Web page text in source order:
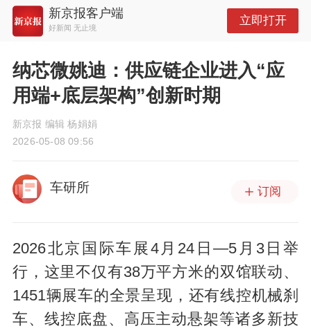
新京报客户端
好新闻 无止境
立即打开
纳芯微姚迪：供应链企业进入“应
用端+底层架构”创新时期
新京报 编辑 杨娟娟
2026-05-08 09:56
车研所 订阅
2026北京国际车展4月24日—5月3日举
行，这里不仅有38万平方米的双馆联动、
1451辆展车的全景呈现，还有线控机械刹
车、线控底盘、高压主动悬架等诸多新技